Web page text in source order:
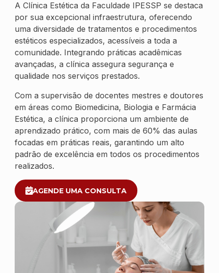
A Clínica Estética da Faculdade IPESSP se destaca
por sua excepcional infraestrutura, oferecendo
uma diversidade de tratamentos e procedimentos
estéticos especializados, acessíveis a toda a
comunidade. Integrando práticas acadêmicas
avançadas, a clínica assegura segurança e
qualidade nos serviços prestados.
Com a supervisão de docentes mestres e doutores
em áreas como Biomedicina, Biologia e Farmácia
Estética, a clínica proporciona um ambiente de
aprendizado prático, com mais de 60% das aulas
focadas em práticas reais, garantindo um alto
padrão de excelência em todos os procedimentos
realizados.
AGENDE UMA CONSULTA